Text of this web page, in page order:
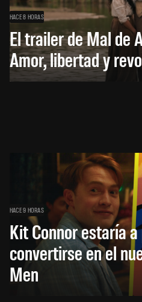
HACE 8 HORAS
El trailer de Mal de
Amor, libertad y
HACE 9 HORAS
Kit Connor estaría
convertirse en el
Men